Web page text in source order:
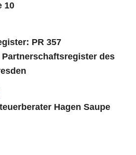
10
PR 357
des
Hagen Saupe